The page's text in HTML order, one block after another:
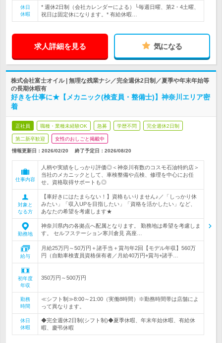
休日
休暇
* 週休2日制（会社カレンダーによる）└毎週日曜、第2・4土曜、
祝日は固定休になります。* 有給休暇…
求人詳細を見る 気になる
株式会社富士オイル | 無理な残業ナシ／完全週休2日制／夏季や年末年始等
の長期休暇有
好きを仕事に★【メカニック(検査員・整備士)】神奈川エリア密
着
正社員 職種・業種未経験OK 急募 学歴不問 完全週休2日制
第二新卒歓迎 女性のおしごと掲載中
情報更新日：2026/02/20 終了予定日： 2026/08/20
仕事内容
人柄や実績をしっかり評価◎＜神奈川有数のコスモ石油特約店＞
当社のメカニックとして、車検整備や点検、修理を中心にお任
せ。資格取得サポートも◎
対象と
なる方
【車好きにはたまらない！】資格もいりません♪／「しっかり休
みたい」「収入UPを目指したい」「資格を活かしたい」など、
あなたの希望を考慮します★
勤務地
神奈川県内の各拠点へ配属となります。 勤務地は希望を考慮しま
す。 セルフステーション寒川倉見 高座…
給与
月給25万円～50万円＋諸手当＋賞与年2回【モデル年収】560万
円（自動車検査員資格保有者／月給40万円+賞与+諸手…
初年度
年収
350万円～500万円
勤務
時間
≪シフト制≫8:00～21:00（実働8時間）※勤務時間帯は店舗によ
って異なります。
休日
休暇
◆完全週休2日制(シフト制)◆夏季休暇、年末年始休暇、有給休
暇、慶弔休暇